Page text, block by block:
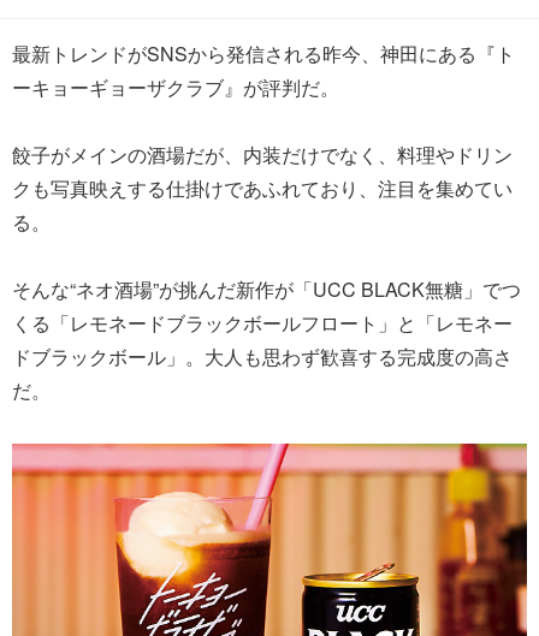
最新トレンドがSNSから発信される昨今、神田にある『ト
ーキョーギョーザクラブ』が評判だ。
餃子がメインの酒場だが、内装だけでなく、料理やドリン
クも写真映えする仕掛けであふれており、注目を集めてい
る。
そんな“ネオ酒場”が挑んだ新作が「UCC BLACK無糖」でつ
くる「レモネードブラックボールフロート」と「レモネー
ドブラックボール」。大人も思わず歓喜する完成度の高さ
だ。